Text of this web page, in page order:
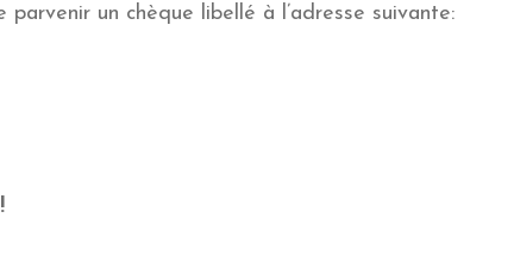
un chèque libellé à l’adresse suivante: